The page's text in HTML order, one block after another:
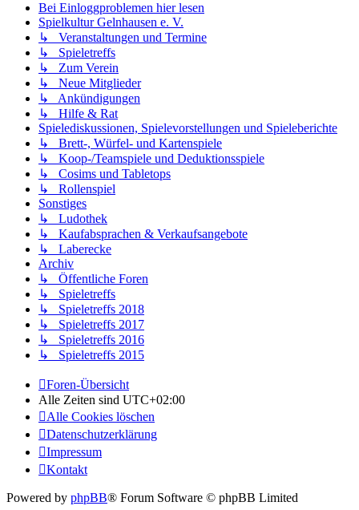
Bei Einloggproblemen hier lesen
Spielkultur Gelnhausen e. V.
↳ Veranstaltungen und Termine
↳ Spieletreffs
↳ Zum Verein
↳ Neue Mitglieder
↳ Ankündigungen
↳ Hilfe & Rat
Spielediskussionen, Spielevorstellungen und Spieleberichte
↳ Brett-, Würfel- und Kartenspiele
↳ Koop-/Teamspiele und Deduktionsspiele
↳ Cosims und Tabletops
↳ Rollenspiel
Sonstiges
↳ Ludothek
↳ Kaufabsprachen & Verkaufsangebote
↳ Laberecke
Archiv
↳ Öffentliche Foren
↳ Spieletreffs
↳ Spieletreffs 2018
↳ Spieletreffs 2017
↳ Spieletreffs 2016
↳ Spieletreffs 2015
Foren-Übersicht
Alle Zeiten sind UTC+02:00
Alle Cookies löschen
Datenschutzerklärung
Impressum
Kontakt
Powered by phpBB® Forum Software © phpBB Limited